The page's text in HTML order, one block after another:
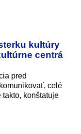
kultúry
centrá
pred
celé
takto, konštatuje